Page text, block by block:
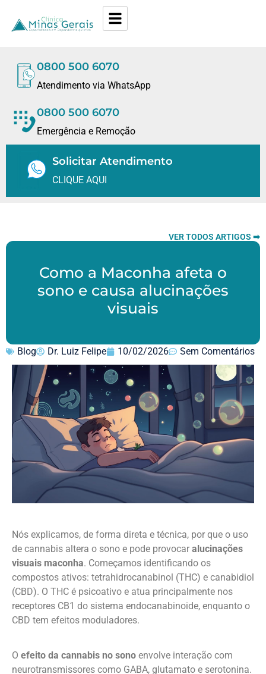
0800 500 6070
Atendimento via WhatsApp
0800 500 6070
Emergência e Remoção
Solicitar Atendimento
CLIQUE AQUI
VER TODOS ARTIGOS ➡
Como a Maconha afeta o
sono e causa alucinações
visuais
Blog Dr. Luiz Felipe 10/02/2026 Sem Comentários
Nós explicamos, de forma direta e técnica, por que o uso
de cannabis altera o sono e pode provocar alucinações
visuais maconha. Começamos identificando os
compostos ativos: tetrahidrocanabinol (THC) e canabidiol
(CBD). O THC é psicoativo e atua principalmente nos
receptores CB1 do sistema endocanabinoide, enquanto o
CBD tem efeitos moduladores.
O efeito da cannabis no sono envolve interação com
neurotransmissores como GABA, glutamato e serotonina.